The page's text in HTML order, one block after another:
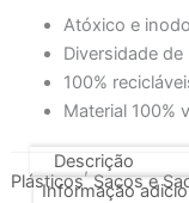
Atóxico e
Diversidade de
100%
Material 100%
Plásticos
,
Sacos e
Descrição
Informação